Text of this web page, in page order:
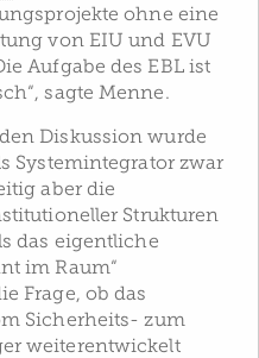
ohne eine
von EIU und EVU
Aufgabe des EBL ist
sagte Menne.
Diskussion wurde
Systemintegrator zwar
aber die
Strukturen
das eigentliche
im Raum“
Frage, ob das
Sicherheits- zum
weiterentwickelt